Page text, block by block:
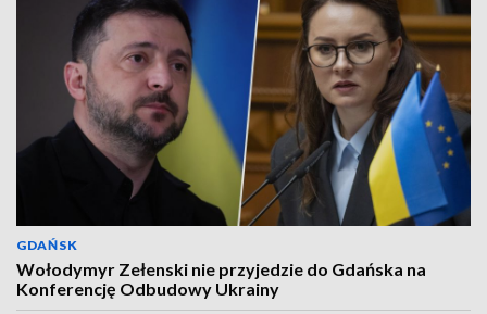
GDAŃSK
Wołodymyr Zełenski nie przyjedzie do Gdańska na
Konferencję Odbudowy Ukrainy